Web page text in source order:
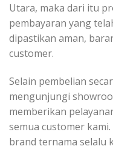
Utara, maka dari itu
pembayaran yang
dipastikan aman,
customer.
Selain pembelian
mengunjungi
memberikan
semua customer
brand ternama selalu